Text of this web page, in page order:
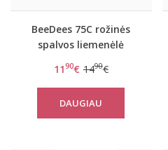
BeeDees 75C rožinės
spalvos liemenėlė
1190€ 1490€
DAUGIAU